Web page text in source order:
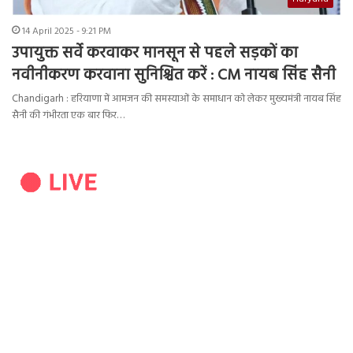
14 April 2025 - 9:21 PM
उपायुक्त सर्वे करवाकर मानसून से पहले सड़कों का
नवीनीकरण करवाना सुनिश्चित करें : CM नायब सिंह सैनी
Chandigarh : हरियाणा में आमजन की समस्याओं के समाधान को लेकर मुख्यमंत्री नायब सिंह
सैनी की गंभीरता एक बार फिर…